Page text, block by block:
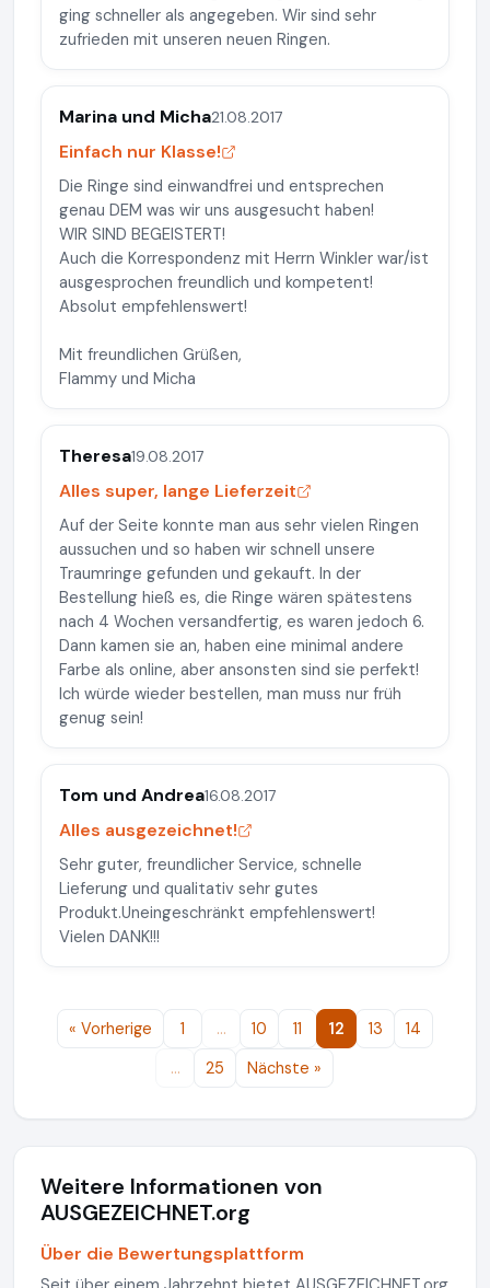
ging schneller als angegeben. Wir sind sehr
zufrieden mit unseren neuen Ringen.
Marina und Micha21.08.2017
Einfach nur Klasse!
Die Ringe sind einwandfrei und entsprechen
genau DEM was wir uns ausgesucht haben!
WIR SIND BEGEISTERT!
Auch die Korrespondenz mit Herrn Winkler war/ist
ausgesprochen freundlich und kompetent!
Absolut empfehlenswert!
Mit freundlichen Grüßen,
Flammy und Micha
Theresa19.08.2017
Alles super, lange Lieferzeit
Auf der Seite konnte man aus sehr vielen Ringen
aussuchen und so haben wir schnell unsere
Traumringe gefunden und gekauft. In der
Bestellung hieß es, die Ringe wären spätestens
nach 4 Wochen versandfertig, es waren jedoch 6.
Dann kamen sie an, haben eine minimal andere
Farbe als online, aber ansonsten sind sie perfekt!
Ich würde wieder bestellen, man muss nur früh
genug sein!
Tom und Andrea16.08.2017
Alles ausgezeichnet!
Sehr guter, freundlicher Service, schnelle
Lieferung und qualitativ sehr gutes
Produkt.Uneingeschränkt empfehlenswert!
Vielen DANK!!!
« Vorherige 1 … 10 11 12 13
14
…
25 Nächste »
Weitere Informationen von
AUSGEZEICHNET.org
Über die Bewertungsplattform